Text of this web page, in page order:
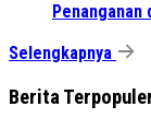
Penanganan
Selengkapnya
Berita